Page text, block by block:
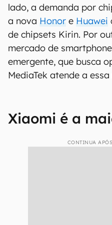
lado, a demanda por
a nova Honor e Huawei
de chipsets Kirin. Por
mercado de
emergente, que busca
MediaTek atende a
Xiaomi é a
CONTINUA